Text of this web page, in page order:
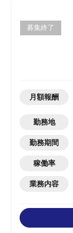
募集終了
月額報酬
勤務地
勤務期間
稼働率
業務内容